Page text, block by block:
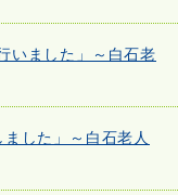
いました」～白石老
した」～白石老人